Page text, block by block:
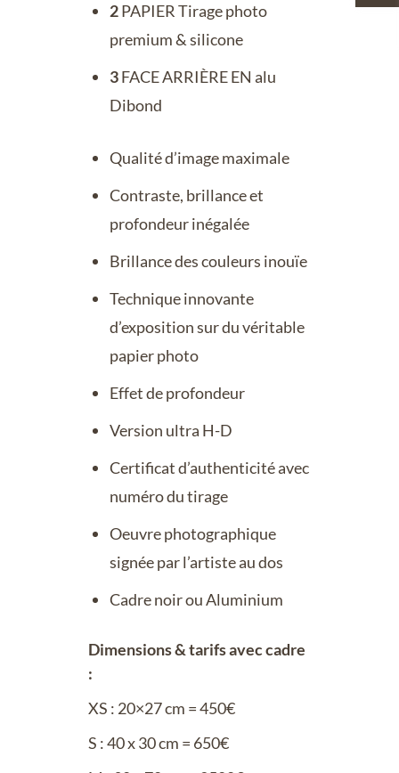
2PAPIER Tirage photo
premium & silicone
3FACE ARRIÈRE EN alu
Dibond
Qualité d’image maximale
Contraste, brillance et
profondeur inégalée
Brillance des couleurs inouïe
Technique innovante
d’exposition sur du véritable
papier photo
Effet de profondeur
Version ultra H-D
Certificat d’authenticité avec
numéro du tirage
Oeuvre photographique
signée par l’artiste au dos
Cadre noir ou Aluminium
Dimensions & tarifs avec cadre
:
XS : 20×27 cm = 450€
S : 40 x 30 cm = 650€